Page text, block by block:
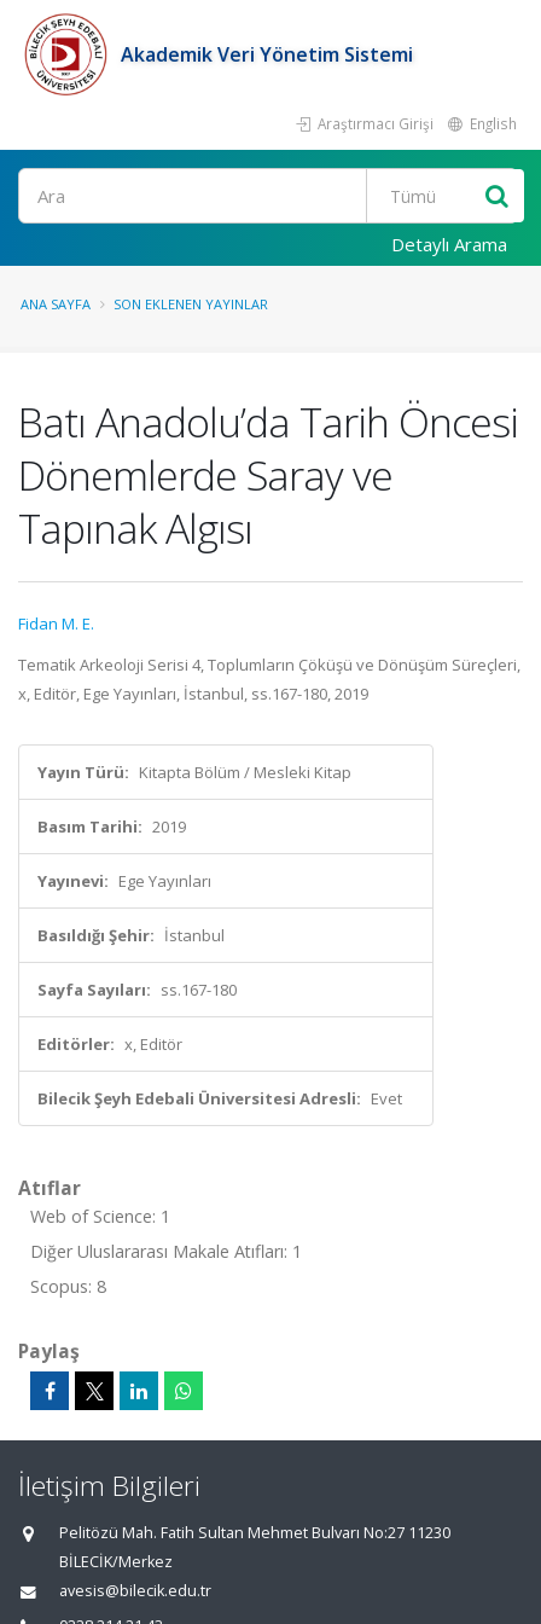
Akademik Veri Yönetim Sistemi
Araştırmacı Girişi English
Ara
Detaylı Arama
ANA SAYFA SON EKLENEN YAYINLAR
Batı Anadolu’da Tarih Öncesi
Dönemlerde Saray ve
Tapınak Algısı
Fidan M. E.
Tematik Arkeoloji Serisi 4, Toplumların Çöküşü ve Dönüşüm Süreçleri,
x, Editör, Ege Yayınları, İstanbul, ss.167-180, 2019
Yayın Türü: Kitapta Bölüm / Mesleki Kitap
Basım Tarihi: 2019
Yayınevi: Ege Yayınları
Basıldığı Şehir: İstanbul
Sayfa Sayıları: ss.167-180
Editörler: x, Editör
Bilecik Şeyh Edebali Üniversitesi Adresli: Evet
Atıflar
Web of Science: 1
Diğer Uluslararası Makale Atıfları: 1
Scopus: 8
Paylaş
İletişim Bilgileri
Pelitözü Mah. Fatih Sultan Mehmet Bulvarı No:27 11230
BİLECİK/Merkez
avesis@bilecik.edu.tr